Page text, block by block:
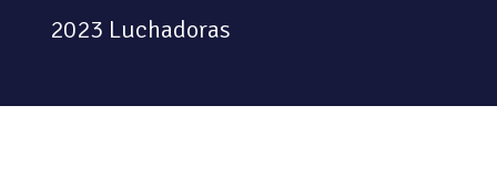
2023 Luchadoras